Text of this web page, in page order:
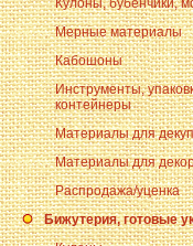
Кулоны, бубенчики,
Мерные материалы
Кабошоны
Инструменты,
контейнеры
Материалы для
Материалы для
Распродажа/уценка
Бижутерия, готовые